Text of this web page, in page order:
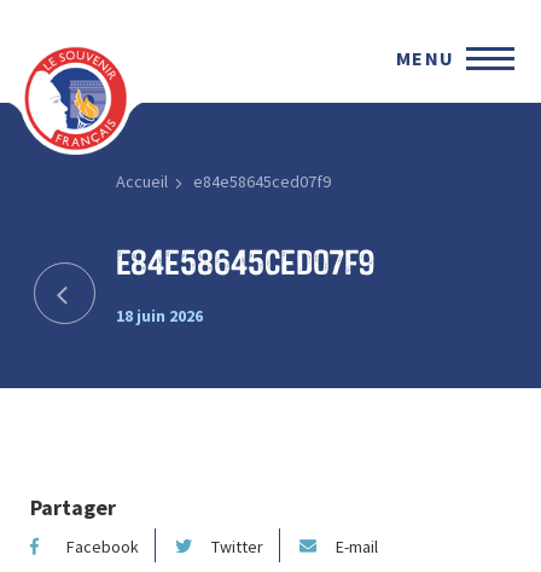
MENU
Accueil e84e58645ced07f9
e84e58645ced07f9
18 juin 2026
Partager
Facebook Twitter E-mail